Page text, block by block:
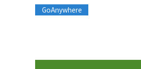
GoAnywhere